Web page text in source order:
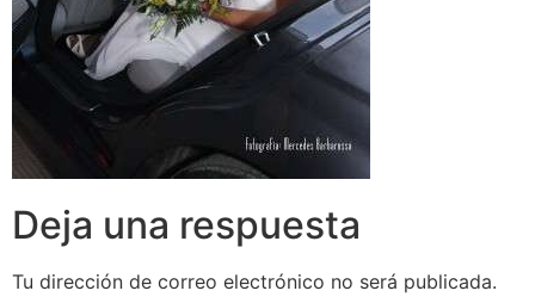
Deja una respuesta
Tu dirección de correo electrónico no será publicada.